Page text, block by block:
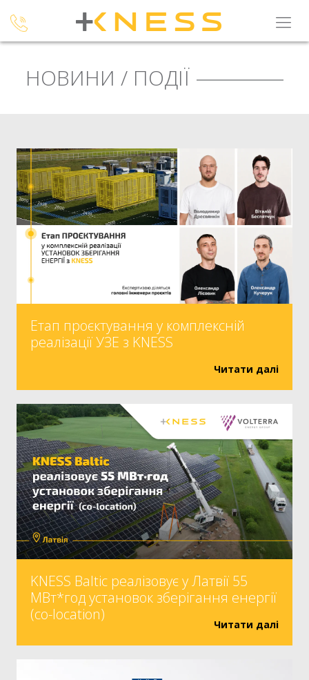
НОВИНИ / ПОДІЇ
Етап проєктування у комплексній
реалізації УЗЕ з KNESS
Читати далі
KNESS Baltic реалізовує у Латвії 55
МВт*год установок зберігання енергії
(co-location)
Читати далі